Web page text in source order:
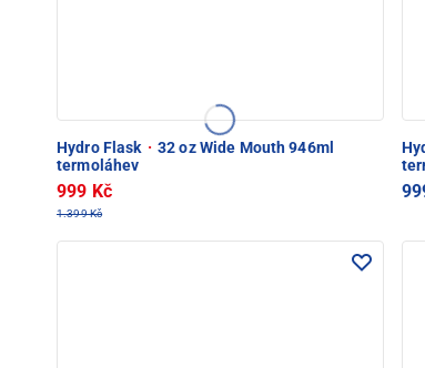
Hydro Flask · 32 oz Wide Mouth 946ml
termoláhev
999 Kč
1.399 Kč